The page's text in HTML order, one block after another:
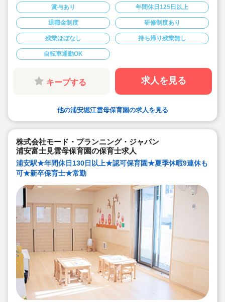
連休）も取得可能です♪
◆雲母保育園は60名以下のコンパクトなサイズの園にな
ります
◆仕事もプライベートも両立出来ます。
◆残業少な目です（サービス残業・持ち帰り業務をしな
い仕組みになっています。平均残業 月4.7時間！）
◆行事は最低限です！行事に追われることはありませ
ん。
◆日々の保育を大切に楽しくお仕事出来ます（行事準
備・書き物類軽減されています）
◆ピアノが弾けなくてOKです。（得意分野を活かして頂
く方針です
◆保育以外の業務量が不安な方も安心です。（ICTシステ
ム導入で業務効率化が図れています）
輩社員が徹底サポートします）
◆ベネフィットステーション（飲食店,宿泊・レジャー施
設などの割引）
◆永年勤続表彰（勤続10年を迎える正社員に、賞与とリ
フレッシュ休暇が出ます）
◆退職金制度あり
◆職員同士の協力を大切にしています！保育経験がな
い、ブランクが有る方もOK（先輩スタッフがサポートし
賞与あり 年間休日125日以上
退職金制度 研修制度あり
残業ほぼなし 持ち帰り残業無し
自転車通勤OK
キープする 求人を見る
他の浦安堀江雲母保育園の求人を見る
株式会社モード・プランニング・ジャパン
浦安富士見雲母保育園の保育士求人
浦安駅★年間休日130日以上★認可保育園★夏季休暇9連休も
可★新卒保育士★常勤